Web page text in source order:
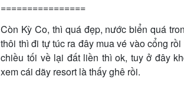
================
Còn Kỳ Co, thì quá đẹp, nước biển quá
thôi thì đi tự túc ra đây mua vé vào cổng
chiều tối về lại đất liền thì ok, tuy ở đây
xem cái dãy resort là thấy ghê rồi.